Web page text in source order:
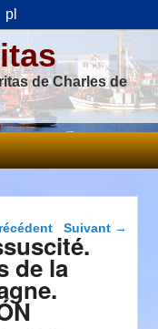
pl
de Charles de
Navigation dans les
articles
Suivant →
de la